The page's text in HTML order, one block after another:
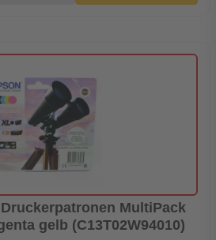
MultiPack
gelb (C13T02W94010)